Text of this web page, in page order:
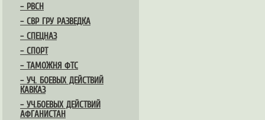
– РВСН
– СВР ГРУ РАЗВЕДКА
– СПЕЦНАЗ
– СПОРТ
– ТАМОЖНЯ ФТС
– УЧ. БОЕВЫХ ДЕЙСТВИЙ
КАВКАЗ
– УЧ.БОЕВЫХ ДЕЙСТВИЙ
АФГАНИСТАН